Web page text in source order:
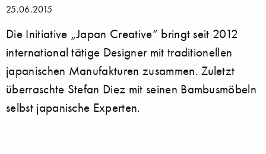
25.06.2015
Die Initiative „Japan Creative“ bringt seit 2012
international tätige Designer mit traditionellen
japanischen Manufakturen zusammen. Zuletzt
überraschte Stefan Diez mit seinen Bambusmöbeln
selbst japanische Experten.